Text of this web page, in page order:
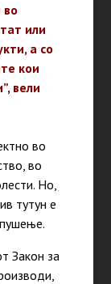
во
или
а со
кои
вели
во
во
Но,
тутун е
Закон за